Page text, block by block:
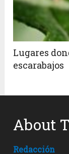
Lugares
escarabajos
About
Redacción